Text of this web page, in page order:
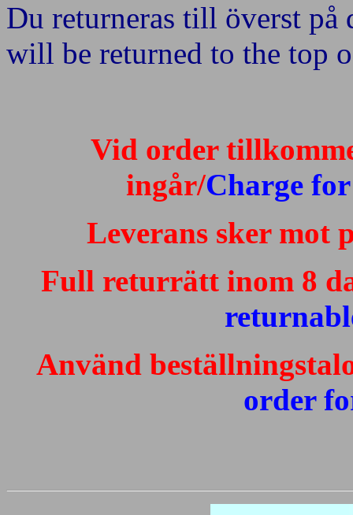
Du returneras till överst
will be returned to the top
Vid order
ingår/Charge
Leverans sker mot
Full returrätt inom 8
Använd
order